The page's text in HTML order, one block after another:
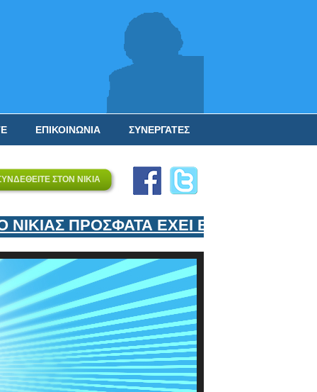
ΣΥΝΕΡΓΑΤΕΣ
ΕΠΙΚΟΙΝΩΝΙΑ
ΣΤΟΝ ΝΙΚΙΑ
ΠΡΟΣΦΑΤΑ ΕΧΕΙ ΕΝΤΑΞΕΙ ΣΤΟΝ